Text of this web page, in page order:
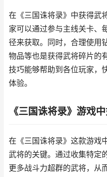
在《三国诛将录》中获得武
家可以通过参与主线关卡、
径来获取。同时，合理使用
物品等也是获得武将碎片的
技巧能够帮助到各位玩家，
体验。
《三国诛将录》游戏
在《三国诛将录》这款游戏
武将的关键。通过收集特定
更多战斗力超群的武将，从